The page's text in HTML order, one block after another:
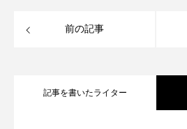
前の記事
記事を書いたライター